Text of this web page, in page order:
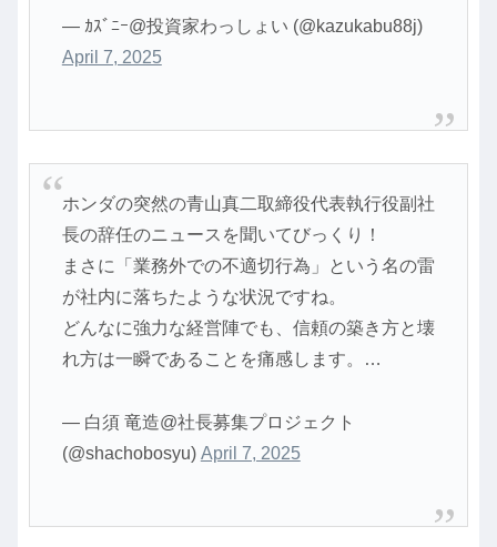
— ｶｽﾞﾆｰ@投資家わっしょい (@kazukabu88j)
April 7, 2025
ホンダの突然の青山真二取締役代表執行役副社
長の辞任のニュースを聞いてびっくり！
まさに「業務外での不適切行為」という名の雷
が社内に落ちたような状況ですね。
どんなに強力な経営陣でも、信頼の築き方と壊
れ方は一瞬であることを痛感します。…
— 白須 竜造@社長募集プロジェクト
(@shachobosyu) April 7, 2025